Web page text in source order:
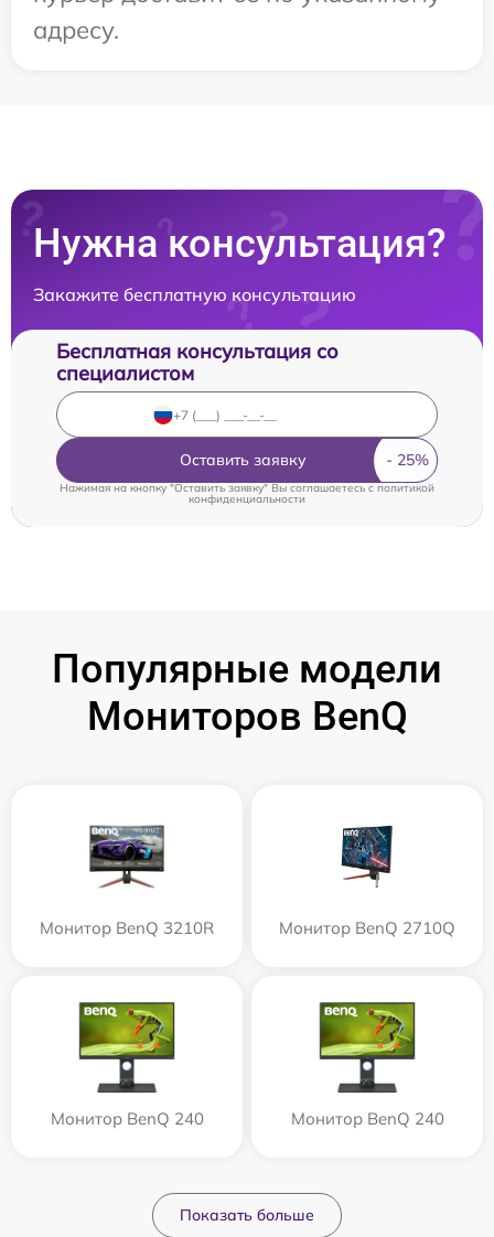
адресу.
Нужна консультация?
Закажите бесплатную консультацию
Бесплатная консультация со
специалистом
Оставить заявку
Нажимая на кнопку "Оставить заявку" Вы соглашаетесь cполитикой
конфиденциальности
Популярные модели
Мониторов BenQ
Монитор BenQ 3210R Монитор BenQ 2710Q
Монитор BenQ 240 Монитор BenQ 240
Показать больше